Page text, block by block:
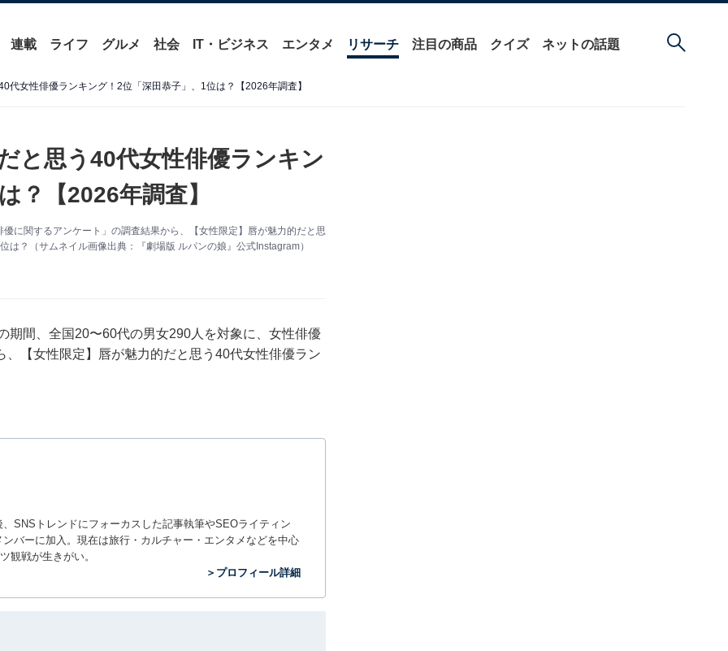
連載 ライフ グルメ 社会 IT・ビジネス エンタメ リサーチ 注目の商品 クイズ ネットの話題
代女性俳優ランキング！2位「深田恭子」、1位は？【2026年調査】
と思う40代女性俳優ランキン
？【2026年調査】
に関するアンケート」の調査結果から、【女性限定】唇が魅力的だと思
？（サムネイル画像出典：『劇場版 ルパンの娘』公式Instagram）
期間、全国20〜60代の男女290人を対象に、女性俳優
【女性限定】唇が魅力的だと思う40代女性俳優ラン
SNSトレンドにフォーカスした記事執筆やSEOライティン
バーに加入。現在は旅行・カルチャー・エンタメなどを中心
観戦が生きがい。
＞プロフィール詳細